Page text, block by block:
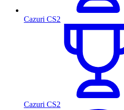
Cazuri CS2
Cazuri CS2